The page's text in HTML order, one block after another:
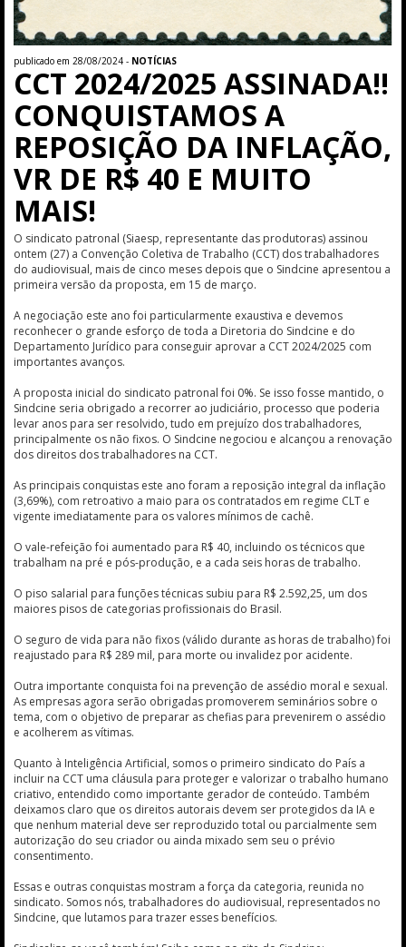
publicado em 28/08/2024 - NOTÍCIAS
CCT 2024/2025 ASSINADA!!
CONQUISTAMOS A
REPOSIÇÃO DA INFLAÇÃO,
VR DE R$ 40 E MUITO
MAIS!
O sindicato patronal (Siaesp, representante das produtoras) assinou
ontem (27) a Convenção Coletiva de Trabalho (CCT) dos trabalhadores
do audiovisual, mais de cinco meses depois que o Sindcine apresentou a
primeira versão da proposta, em 15 de março.
A negociação este ano foi particularmente exaustiva e devemos
reconhecer o grande esforço de toda a Diretoria do Sindcine e do
Departamento Jurídico para conseguir aprovar a CCT 2024/2025 com
importantes avanços.
A proposta inicial do sindicato patronal foi 0%. Se isso fosse mantido, o
Sindcine seria obrigado a recorrer ao judiciário, processo que poderia
levar anos para ser resolvido, tudo em prejuízo dos trabalhadores,
principalmente os não fixos. O Sindcine negociou e alcançou a renovação
dos direitos dos trabalhadores na CCT.
As principais conquistas este ano foram a reposição integral da inflação
(3,69%), com retroativo a maio para os contratados em regime CLT e
vigente imediatamente para os valores mínimos de cachê.
O vale-refeição foi aumentado para R$ 40, incluindo os técnicos que
trabalham na pré e pós-produção, e a cada seis horas de trabalho.
O piso salarial para funções técnicas subiu para R$ 2.592,25, um dos
maiores pisos de categorias profissionais do Brasil.
O seguro de vida para não fixos (válido durante as horas de trabalho) foi
reajustado para R$ 289 mil, para morte ou invalidez por acidente.
Outra importante conquista foi na prevenção de assédio moral e sexual.
As empresas agora serão obrigadas promoverem seminários sobre o
tema, com o objetivo de preparar as chefias para prevenirem o assédio
e acolherem as vítimas.
Quanto à Inteligência Artificial, somos o primeiro sindicato do País a
incluir na CCT uma cláusula para proteger e valorizar o trabalho humano
criativo, entendido como importante gerador de conteúdo. Também
deixamos claro que os direitos autorais devem ser protegidos da IA e
que nenhum material deve ser reproduzido total ou parcialmente sem
autorização do seu criador ou ainda mixado sem seu o prévio
consentimento.
Essas e outras conquistas mostram a força da categoria, reunida no
sindicato. Somos nós, trabalhadores do audiovisual, representados no
Sindcine, que lutamos para trazer esses benefícios.